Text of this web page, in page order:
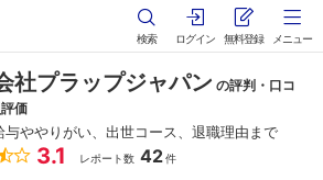
検索 ログイン 無料登録 メニュー
社プラップジャパン の評判・口コ
価
与ややりがい、出世コース、退職理由まで
3.1 レポート数 42件